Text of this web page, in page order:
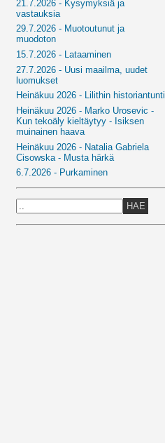
21.7.2026 - Kysymyksiä ja
vastauksia
29.7.2026 - Muotoutunut ja
muodoton
15.7.2026 - Lataaminen
27.7.2026 - Uusi maailma, uudet
luomukset
Heinäkuu 2026 - Lilithin historiantunti
Heinäkuu 2026 - Marko Urosevic -
Kun tekoäly kieltäytyy - Isiksen
muinainen haava
Heinäkuu 2026 - Natalia Gabriela
Cisowska - Musta härkä
6.7.2026 - Purkaminen
HAE